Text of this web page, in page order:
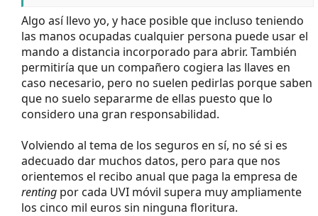
Algo así llevo yo, y hace posible que incluso teniendo
las manos ocupadas cualquier persona puede usar el
mando a distancia incorporado para abrir. También
permitiría que un compañero cogiera las llaves en
caso necesario, pero no suelen pedirlas porque saben
que no suelo separarme de ellas puesto que lo
considero una gran responsabilidad.
Volviendo al tema de los seguros en sí, no sé si es
adecuado dar muchos datos, pero para que nos
orientemos el recibo anual que paga la empresa de
renting por cada UVI móvil supera muy ampliamente
los cinco mil euros sin ninguna floritura.